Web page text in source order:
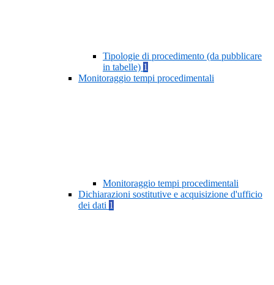
Tipologie di procedimento (da pubblicare
in tabelle) 1
Monitoraggio tempi procedimentali
Monitoraggio tempi procedimentali
Dichiarazioni sostitutive e acquisizione d'ufficio
dei dati 1